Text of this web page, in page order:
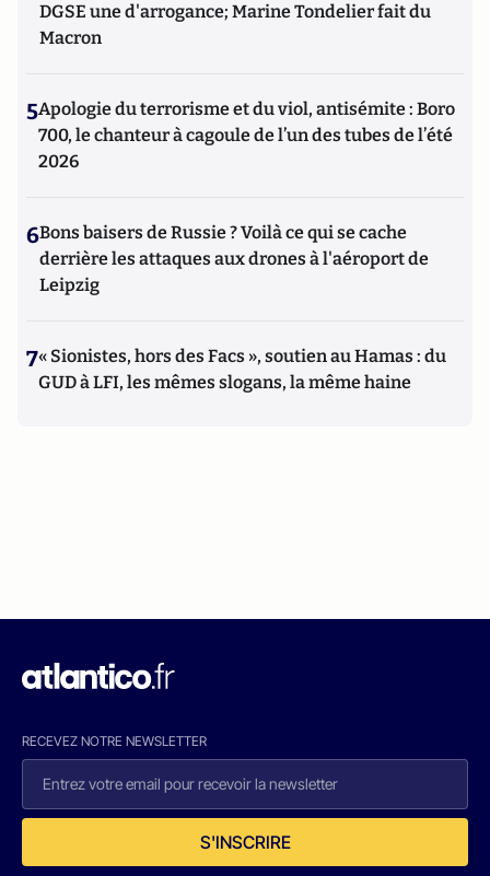
DGSE une d'arrogance; Marine Tondelier fait du
Macron
5Apologie du terrorisme et du viol, antisémite : Boro
700, le chanteur à cagoule de l’un des tubes de l’été
2026
6Bons baisers de Russie ? Voilà ce qui se cache
derrière les attaques aux drones à l'aéroport de
Leipzig
7« Sionistes, hors des Facs », soutien au Hamas : du
GUD à LFI, les mêmes slogans, la même haine
RECEVEZ NOTRE NEWSLETTER
S'INSCRIRE